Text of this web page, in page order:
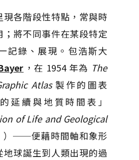
現各階段性特點，常與時
；將不同事件在某段特定
記錄、展現。包浩斯大
，在 1954 年為 The
Atlas 製作的圖表
續與地質時間表」
of Life and Geological
──便藉時間軸和象形
地球誕生到人類出現的過